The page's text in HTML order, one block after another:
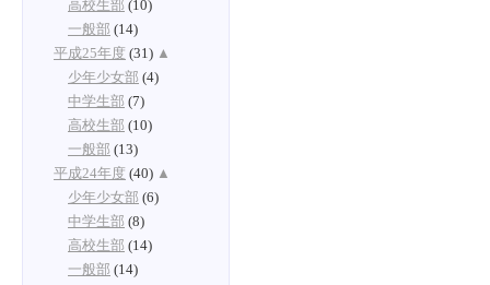
高校生部 (10)
一般部 (14)
平成25年度 (31) ▲
少年少女部 (4)
中学生部 (7)
高校生部 (10)
一般部 (13)
平成24年度 (40) ▲
少年少女部 (6)
中学生部 (8)
高校生部 (14)
一般部 (14)